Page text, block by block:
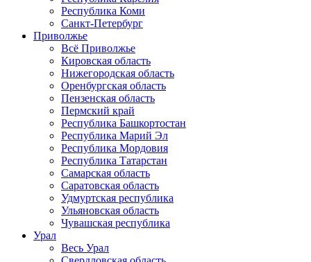
Республика Коми
Санкт-Петербург
Приволжье
Всё Приволжье
Кировская область
Нижегородская область
Оренбургская область
Пензенская область
Пермский край
Республика Башкортостан
Республика Марий Эл
Республика Мордовия
Республика Татарстан
Самарская область
Саратовская область
Удмуртская республика
Ульяновская область
Чувашская республика
Урал
Весь Урал